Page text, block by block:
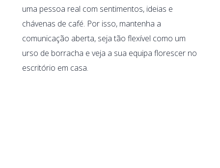
uma pessoa real com sentimentos, ideias e
chávenas de café. Por isso, mantenha a
comunicação aberta, seja tão flexível como um
urso de borracha e veja a sua equipa florescer no
escritório em casa.